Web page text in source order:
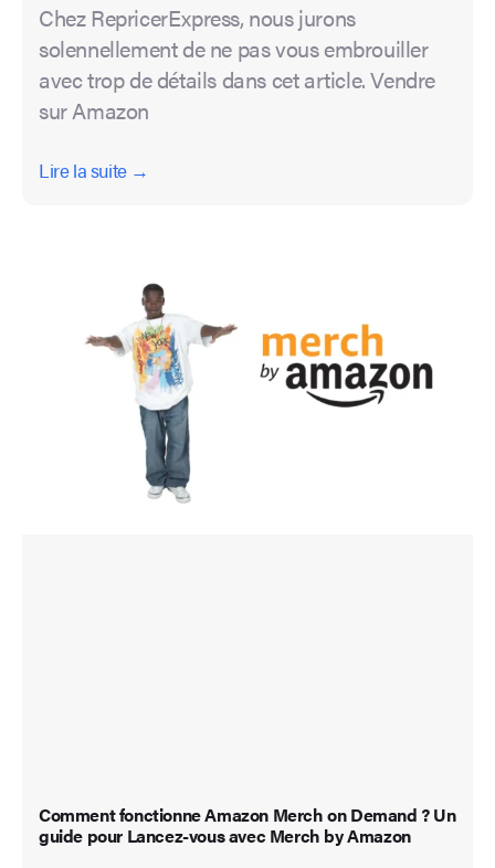
Chez RepricerExpress, nous jurons
solennellement de ne pas vous embrouiller
avec trop de détails dans cet article. Vendre
sur Amazon
Lire la suite →
Comment fonctionne Amazon Merch on Demand ? Un
guide pour Lancez-vous avec Merch by Amazon